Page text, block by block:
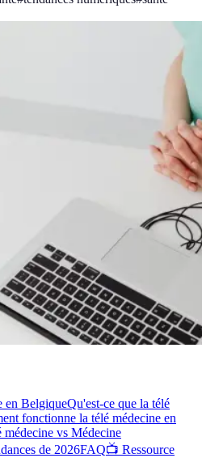
en BelgiqueQu'est-ce que la télé
fonctionne la télé médecine en
vs Médecine
de 2026FAQ📺 Ressource